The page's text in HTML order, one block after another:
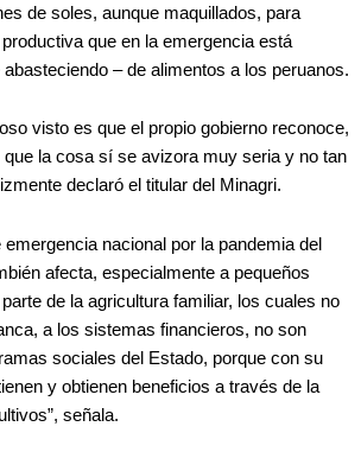
de soles, aunque maquillados, para
que en la emergencia está
– de alimentos a los peruanos.
visto es que el propio gobierno reconoce,
la cosa sí se avizora muy seria y no tan
declaró el titular del Minagri.
nacional por la pandemia del
afecta, especialmente a pequeños
de la agricultura familiar, los cuales no
a los sistemas financieros, no son
sociales del Estado, porque con su
y obtienen beneficios a través de la
señala.